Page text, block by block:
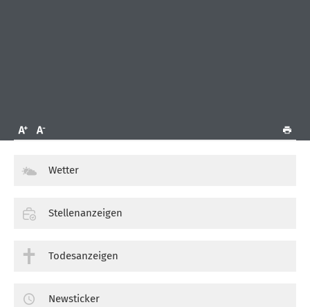
Wetter
Stellenanzeigen
Todesanzeigen
Newsticker